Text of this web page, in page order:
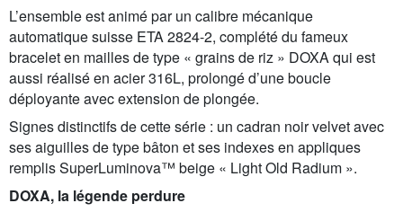
L’ensemble est animé par un calibre mécanique
automatique suisse ETA 2824-2, complété du fameux
bracelet en mailles de type « grains de riz » DOXA qui est
aussi réalisé en acier 316L, prolongé d’une boucle
déployante avec extension de plongée.
Signes distinctifs de cette série : un cadran noir velvet avec
ses aiguilles de type bâton et ses indexes en appliques
remplis SuperLuminova™ beige « Light Old Radium ».
DOXA, la légende perdure